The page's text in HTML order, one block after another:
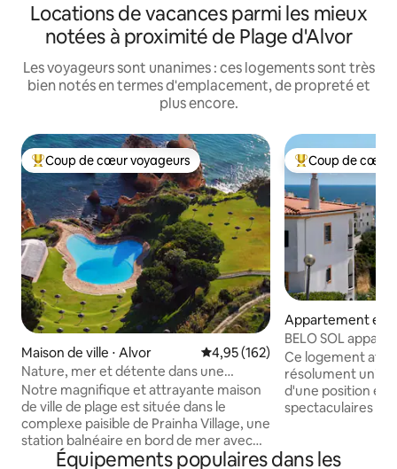
Locations de vacances parmi les mieux
notées à proximité de Plage d'Alvor
Les voyageurs sont unanimes : ces logements sont très
bien notés en termes d'emplacement, de propreté et
plus encore.
Coups de cœur voyageurs les plus appréciés
Coup de cœur voyageurs
Maison de ville ⋅ Alvor Évaluation moyenne sur la
4,95 (162)
Nature, mer et détente dans une
charmante maison de plage à Prainha
Notre magnifique et attrayante maison
de ville de plage est située dans le
complexe paisible de Prainha Village, une
station balnéaire en bord de mer avec
plus de 35 ha de jardins sur les falaises.
Coups de cœur
Coup de cœur
Appartement en
⋅ Carvoeiro
BELO SOL
vue sur la mer
Ce logement
résolument
d'une position
spectaculaires
toit privé. Piscine
Équipements populaires dans les